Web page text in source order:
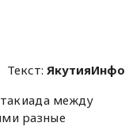
Текст:ЯкутияИнфо
между
разные